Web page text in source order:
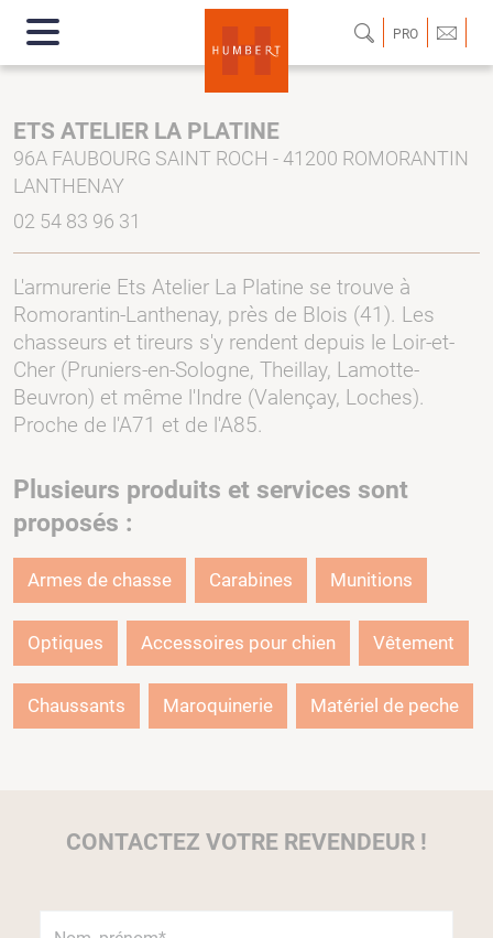
PRO
ETS ATELIER LA PLATINE
96A FAUBOURG SAINT ROCH - 41200 ROMORANTIN
LANTHENAY
02 54 83 96 31
L'armurerie Ets Atelier La Platine se trouve à
Romorantin-Lanthenay, près de Blois (41). Les
chasseurs et tireurs s'y rendent depuis le Loir-et-
Cher (Pruniers-en-Sologne, Theillay, Lamotte-
Beuvron) et même l'Indre (Valençay, Loches).
Proche de l'A71 et de l'A85.
Plusieurs produits et services sont
proposés :
Armes de chasse Carabines Munitions
Optiques Accessoires pour chien Vêtement
Chaussants Maroquinerie Matériel de peche
CONTACTEZ VOTRE REVENDEUR !